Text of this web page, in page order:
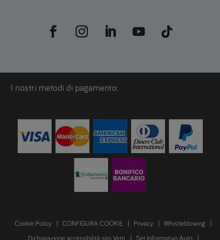
I nostri metodi di pagamento:
Cookie Policy CONFIGURA COOKIE Privacy Whistleblowing
Dichiarazione accessibilità sito Verti Set Informativo Auto